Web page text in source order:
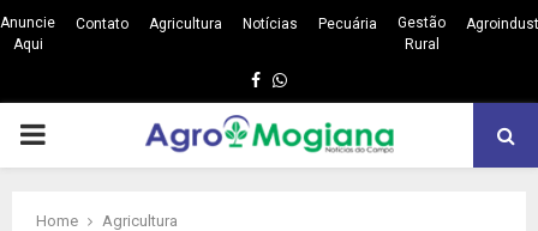
Anuncie
Aqui
Contato Agricultura Notícias Pecuária
Gestão
Rural
Facebook
Whatsapp
PRIMARY
Home
Agricultura